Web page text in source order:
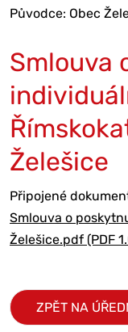
Původce: Obec
Smlouva
Želešice
Připojené
Smlouva o
Želešice.pdf (PDF
ZPĚT NA